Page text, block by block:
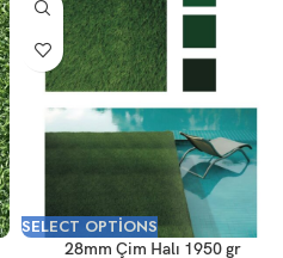
SELECT OPTIONS
28mm Çim Halı 1950 gr